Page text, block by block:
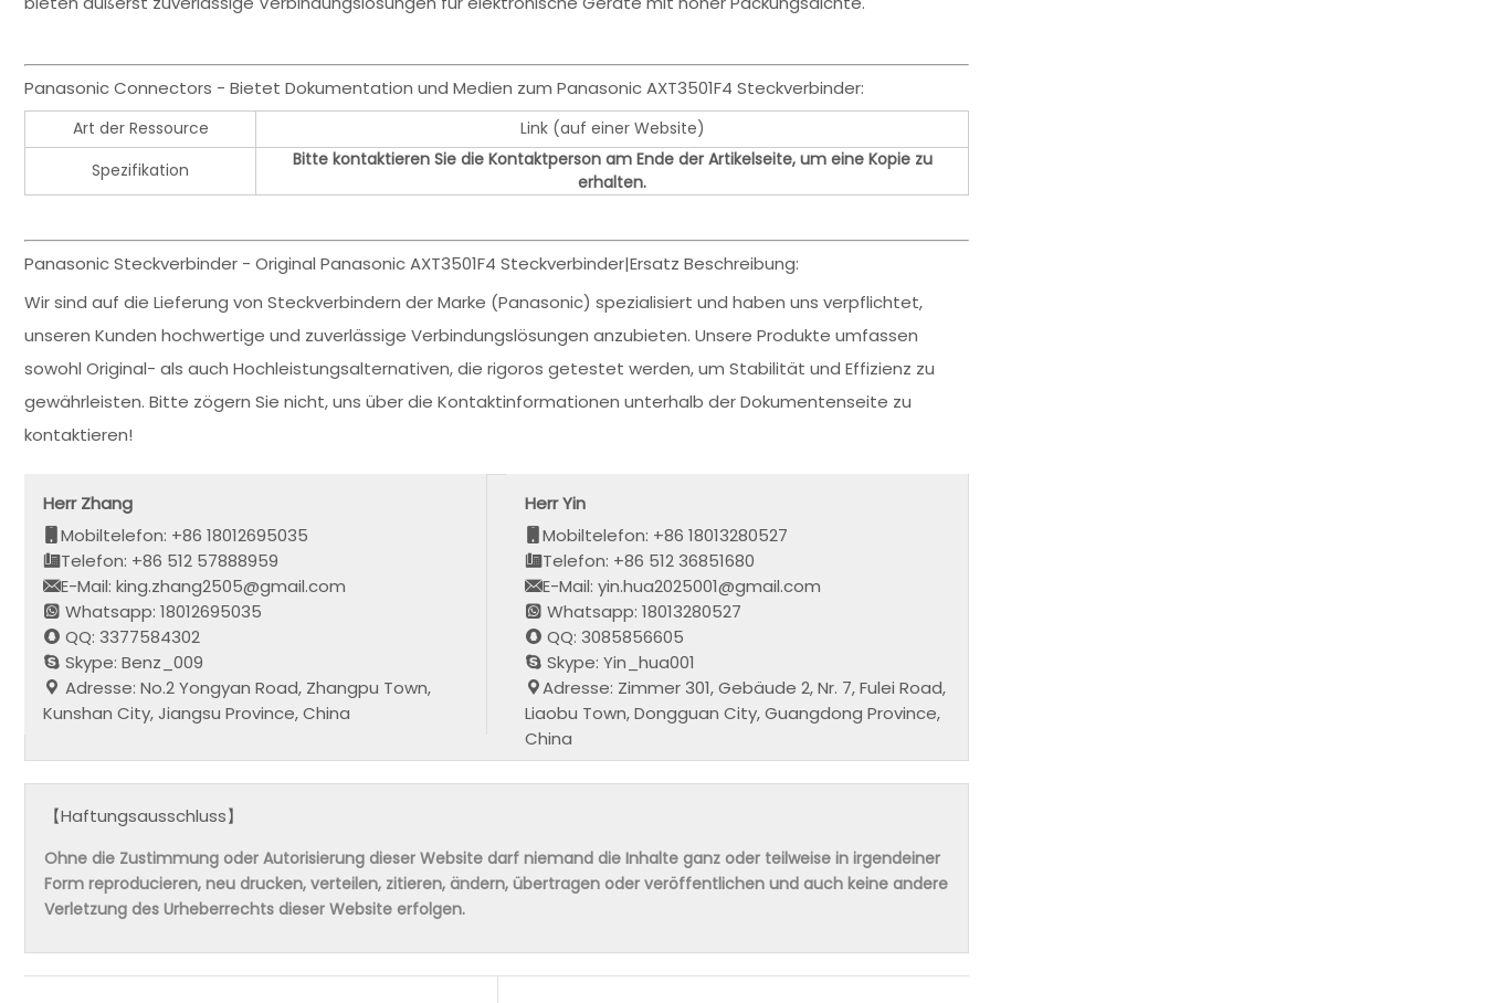
Panasonic Connectors - Bietet Dokumentation und Medien zum Panasonic AXT3501F4 Steckverbinder:
Art der Ressource
Link (auf einer Website)
Spezifikation
Bitte kontaktieren Sie die Kontaktperson am Ende der Artikelseite, um eine Kopie zu
erhalten.
Panasonic Steckverbinder - Original Panasonic AXT3501F4 Steckverbinder|Ersatz Beschreibung:
Wir sind auf die Lieferung von Steckverbindern der Marke (Panasonic) spezialisiert und haben uns verpflichtet,
unseren Kunden hochwertige und zuverlässige Verbindungslösungen anzubieten. Unsere Produkte umfassen
sowohl Original- als auch Hochleistungsalternativen, die rigoros getestet werden, um Stabilität und Effizienz zu
gewährleisten. Bitte zögern Sie nicht, uns über die Kontaktinformationen unterhalb der Dokumentenseite zu
kontaktieren!
Herr Zhang
Mobiltelefon: +86 18012695035
Telefon: +86 512 57888959
E-Mail: king.zhang2505@gmail.com
Whatsapp: 18012695035
QQ: 3377584302
Skype: Benz_009
Adresse: No.2 Yongyan Road, Zhangpu Town,
Kunshan City, Jiangsu Province, China
Herr Yin
Mobiltelefon: +86 18013280527
Telefon: +86 512 36851680
E-Mail: yin.hua2025001@gmail.com
Whatsapp: 18013280527
QQ: 3085856605
Skype: Yin_hua001
Adresse: Zimmer 301, Gebäude 2, Nr. 7, Fulei Road,
Liaobu Town, Dongguan City, Guangdong Province,
China
【Haftungsausschluss】
Ohne die Zustimmung oder Autorisierung dieser Website darf niemand die Inhalte ganz oder teilweise in irgendeiner
Form reproducieren, neu drucken, verteilen, zitieren, ändern, übertragen oder veröffentlichen und auch keine andere
Verletzung des Urheberrechts dieser Website erfolgen.